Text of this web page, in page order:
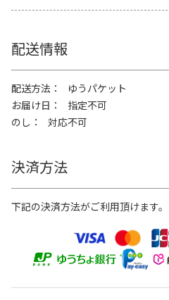
配送情報
配送方法
ゆうパケット
お届け日
指定不可
のし
対応不可
決済方法
下記の決済方法がご利用頂けます。